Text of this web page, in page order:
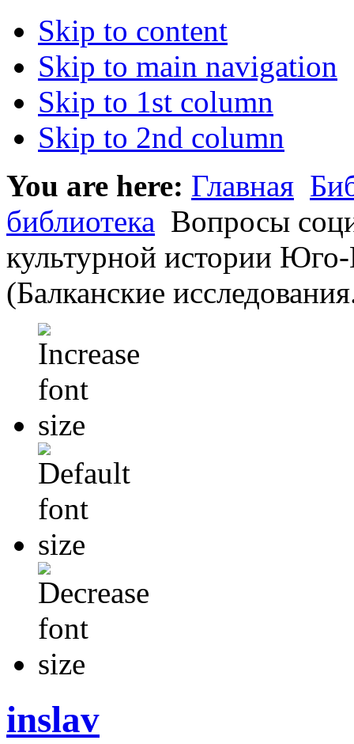
Skip to content
Skip to main navigation
Skip to 1st column
Skip to 2nd column
You are here: Главная
библиотека Вопросы
культурной истории
(Балканские
inslav